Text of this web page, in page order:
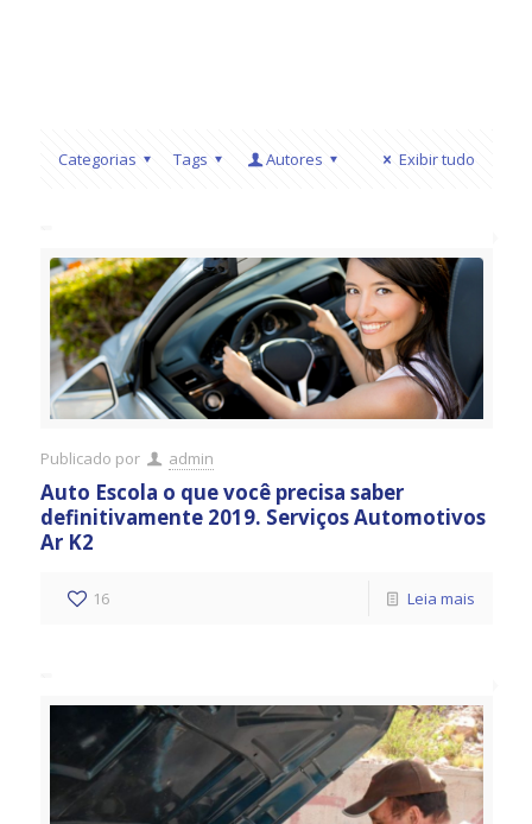
Categorias Tags Autores Exibir tudo
Publicado por admin
Auto Escola o que você precisa saber
definitivamente 2019. Serviços Automotivos
Ar K2
16 Leia mais